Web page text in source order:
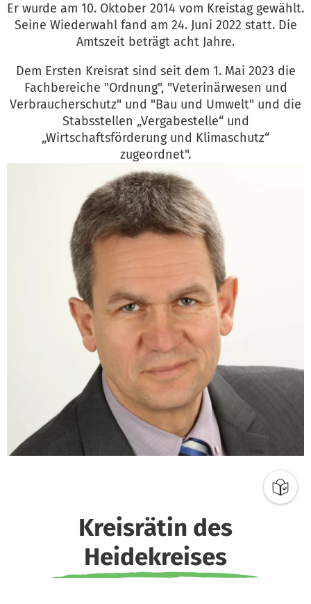
Er wurde am 10. Oktober 2014 vom Kreistag gewählt.
Seine Wiederwahl fand am 24. Juni 2022 statt. Die
Amtszeit beträgt acht Jahre.
Dem Ersten Kreisrat sind seit dem 1. Mai 2023 die
Fachbereiche "Ordnung", "Veterinärwesen und
Verbraucherschutz" und "Bau und Umwelt" und die
Stabsstellen „Vergabestelle“ und
„Wirtschaftsförderung und Klimaschutz“
zugeordnet".
Kreisrätin des
Heidekreises